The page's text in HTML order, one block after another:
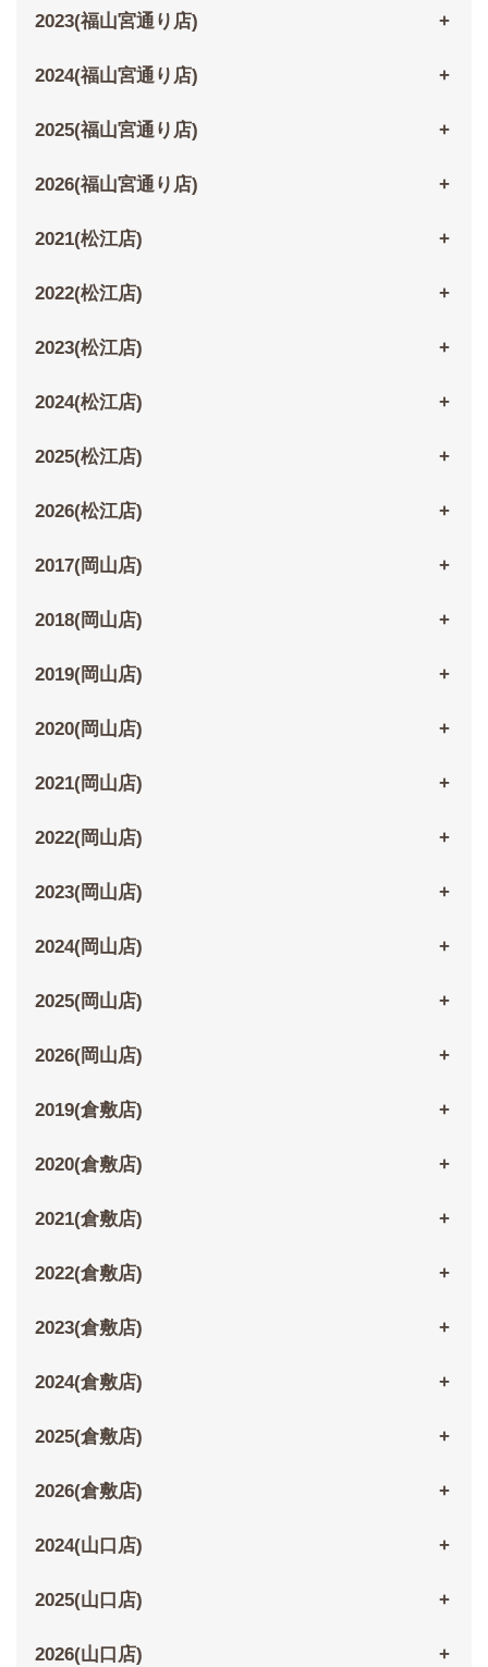
2023(福山宮通り店)
2024(福山宮通り店)
2025(福山宮通り店)
2026(福山宮通り店)
2021(松江店)
2022(松江店)
2023(松江店)
2024(松江店)
2025(松江店)
2026(松江店)
2017(岡山店)
2018(岡山店)
2019(岡山店)
2020(岡山店)
2021(岡山店)
2022(岡山店)
2023(岡山店)
2024(岡山店)
2025(岡山店)
2026(岡山店)
2019(倉敷店)
2020(倉敷店)
2021(倉敷店)
2022(倉敷店)
2023(倉敷店)
2024(倉敷店)
2025(倉敷店)
2026(倉敷店)
2024(山口店)
2025(山口店)
2026(山口店)